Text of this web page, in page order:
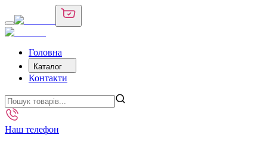
Головна
Каталог
Контакти
Наш телефон